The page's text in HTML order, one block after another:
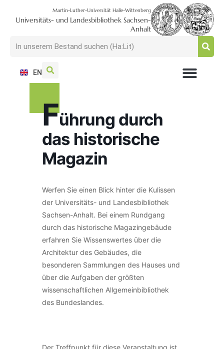
Martin-Luther-Universität Halle-Wittenberg
Universitäts- und Landesbibliothek Sachsen-
Anhalt
EN
Führung durch
das historische
Magazin
Werfen Sie einen Blick hinter die Kulissen
der Universitäts- und Landesbibliothek
Sachsen-Anhalt. Bei einem Rundgang
durch das historische Magazingebäude
erfahren Sie Wissenswertes über die
Architektur des Gebäudes, die
besonderen Sammlungen des Hauses und
über die Aufgaben der größten
wissenschaftlichen Allgemeinbibliothek
des Bundeslandes.